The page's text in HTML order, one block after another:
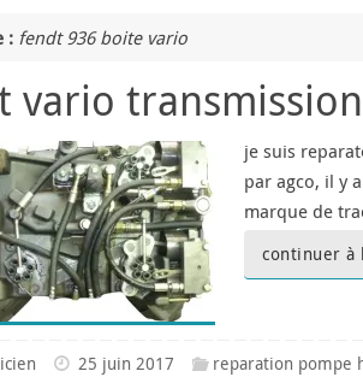
: fendt 936 boite vario
vario
je suis
par agco, il y
marque de
continuer à
25 juin 2017
reparation pompe